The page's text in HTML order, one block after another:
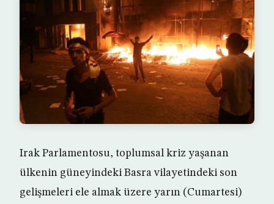
Irak Parlamentosu, toplumsal kriz yaşanan
ülkenin güneyindeki Basra vilayetindeki son
gelişmeleri ele almak üzere yarın (Cumartesi)